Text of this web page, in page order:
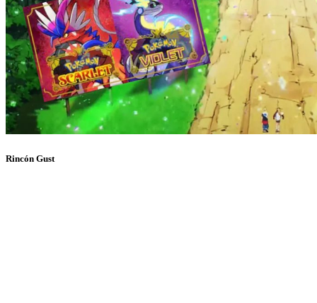
Rincón Gust